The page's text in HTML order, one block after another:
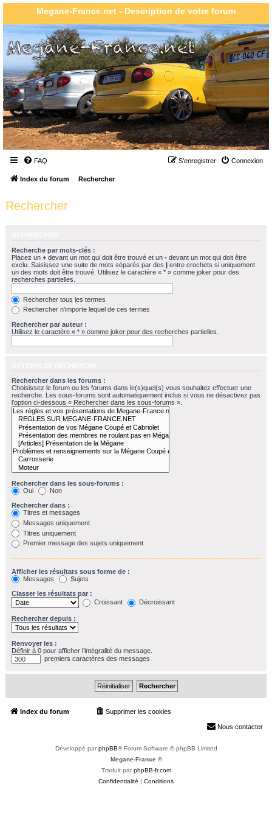
Megane-France.net - Description de votre forum
FAQ Connexion
S’enregistrer
Index du forum Rechercher
Rechercher
Recherche par mots-clés :
Placez un + devant un mot qui doit être trouvé et un - devant un mot qui doit être
exclu. Saisissez une suite de mots séparés par des | entre crochets si uniquement
un des mots doit être trouvé. Utilisez le caractère « * » comme joker pour des
recherches partielles.
Rechercher tous les termes
Rechercher n’importe lequel de ces termes
Rechercher par auteur :
Utilisez le caractère « * » comme joker pour des recherches partielles.
Rechercher dans les forums :
Choisissez le forum ou les forums dans le(s)quel(s) vous souhaitez effectuer une
recherche. Les sous-forums sont automatiquement inclus si vous ne désactivez pas
l’option ci-dessous « Rechercher dans les sous-forums ».
Rechercher dans les sous-forums :
Oui
Non
Rechercher dans :
Titres et messages
Messages uniquement
Titres uniquement
Premier message des sujets uniquement
Afficher les résultats sous forme de :
Messages
Sujets
Classer les résultats par :
Croissant
Décroissant
Rechercher depuis :
Renvoyer les :
Définir à 0 pour afficher l’intégralité du message.
premiers caractères des messages
Index du forum Supprimer les cookies
Nous contacter
Développé parphpBB® Forum Software © phpBB Limited
Megane-France ©
Traduit parphpBB-fr.com
Confidentialité
Conditions